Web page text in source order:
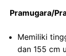
Pramugara/
Memiliki
dan 155 cm